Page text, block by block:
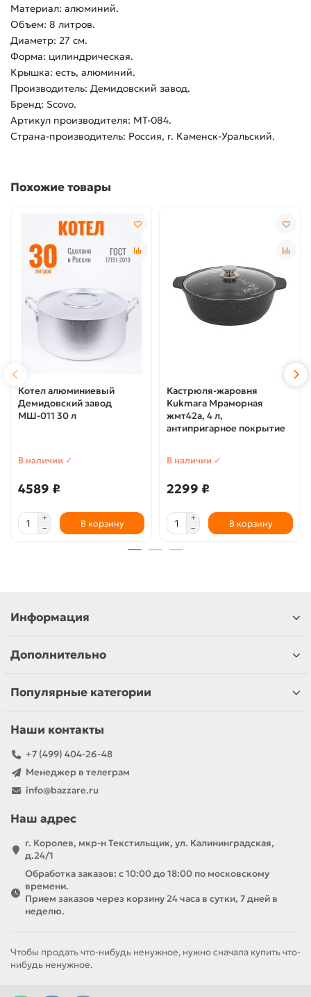
Материал: алюминий.
Объем: 8 литров.
Диаметр: 27 см.
Форма: цилиндрическая.
Крышка: есть, алюминий.
Производитель: Демидовский завод.
Бренд: Scovo.
Артикул производителя: МТ-084.
Страна-производитель: Россия, г. Каменск-Уральский.
Похожие товары
Котел алюминиевый
Демидовский завод
МШ-011 30 л
В наличии ✓
4589 ₽
В корзину
Кастрюля-жаровня
Kukmara Мраморная
жмт42а, 4 л,
антипригарное покрытие
В наличии ✓
2299 ₽
В корзину
Информация
Дополнительно
Популярные категории
Наши контакты
+7 (499) 404-26-48
Менеджер в телеграм
info@bazzare.ru
Наш адрес
г. Королев, мкр-н Текстильщик, ул. Калининградская,
д.24/1
Обработка заказов: с 10:00 до 18:00 по московскому
времени.
Прием заказов через корзину 24 часа в сутки, 7 дней в
неделю.
Чтобы продать что-нибудь ненужное, нужно сначала купить что-
нибудь ненужное.